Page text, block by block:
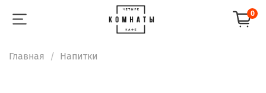
0
Главная Напитки